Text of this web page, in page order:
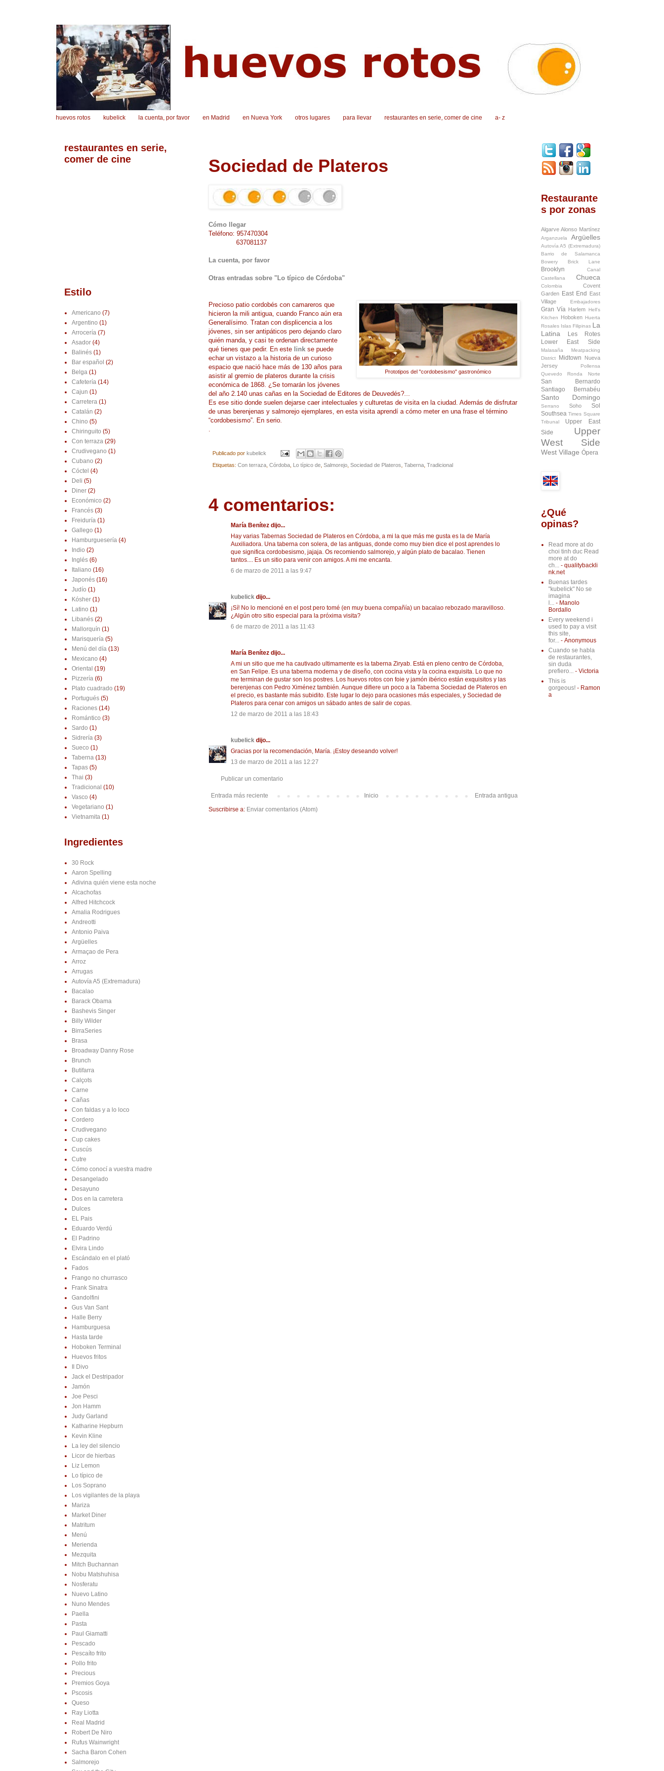
huevos rotos kubelick la cuenta, por favor en Madrid en Nueva York otros lugares para llevar restaurantes en serie, comer de cine a- z
Sociedad de Plateros
Cómo llegar
Teléfono: 957470304
637081137
La cuenta, por favor
Otras entradas sobre "Lo típico de Córdoba"
Prototipos del "cordobesismo" gastronómico
Precioso patio cordobés con camareros que
hicieron la mili antigua, cuando Franco aún era
Generalísimo. Tratan con displicencia a los
jóvenes, sin ser antipáticos pero dejando claro
quién manda, y casi te ordenan directamente
qué tienes que pedir. En este linkse puede
echar un vistazo a la historia de un curioso
espacio que nació hace más de 130 años para
asistir al gremio de plateros durante la crisis
económica de 1868. ¿Se tomarán los jóvenes
del año 2.140 unas cañas en la Sociedad de Editores de Deuvedés?...
Es ese sitio donde suelen dejarse caer intelectuales y culturetas de visita en la ciudad. Además de disfrutar
de unas berenjenas y salmorejo ejemplares, en esta visita aprendí a cómo meter en una frase el término
“cordobesismo”. En serio.
Publicado por kubelick
Etiquetas: Con terraza, Córdoba, Lo típico de, Salmorejo, Sociedad de Plateros Taberna, Tradicional
4 comentarios:
María Benítez dijo...
Hay varias Tabernas Sociedad de Plateros en Córdoba, a mi la que más me gusta es la de María
Auxiliadora. Una taberna con solera, de las antiguas, donde como muy bien dice el post aprendes lo
que significa cordobesismo, jajaja. Os recomiendo salmorejo, y algún plato de bacalao. Tienen
tantos.... Es un sitio para venir con amigos. A mi me encanta.
6 de marzo de 2011 a las 9:47
kubelickdijo...
¡Sí! No lo mencioné en el post pero tomé (en muy buena compañía) un bacalao rebozado maravilloso.
¿Algún otro sitio especial para la próxima visita?
6 de marzo de 2011 a las 11:43
María Benítez dijo...
A mi un sitio que me ha cautivado ultimamente es la taberna Ziryab. Está en pleno centro de Córdoba,
en San Felipe. Es una taberna moderna y de diseño, con cocina vista y la cocina exquisita. Lo que no
me terminan de gustar son los postres. Los huevos rotos con foie y jamón ibérico están exquisitos y las
berenjenas con Pedro Ximénez también. Aunque difiere un poco a la Taberna Sociedad de Plateros en
el precio, es bastante más subidito. Este lugar lo dejo para ocasiones más especiales, y Sociedad de
Plateros para cenar con amigos un sábado antes de salir de copas.
12 de marzo de 2011 a las 18:43
kubelickdijo...
Gracias por la recomendación, María. ¡Estoy deseando volver!
13 de marzo de 2011 a las 12:27
Publicar un comentario
Entrada más reciente Entrada antigua
Inicio
Suscribirse a: Enviar comentarios (Atom)
restaurantes en serie,
comer de cine
Estilo
Americano (7)
Argentino (1)
Arrocería (7)
Asador (4)
Balinés (1)
Bar español (2)
Belga (1)
Cafetería (14)
Cajun (1)
Carretera (1)
Catalán (2)
Chino (5)
Chiringuito (5)
Con terraza (29)
Crudivegano (1)
Cubano (2)
Cóctel (4)
Deli (5)
Diner (2)
Económico (2)
Francés (3)
Freiduría (1)
Gallego (1)
Hamburguesería (4)
Indio (2)
Inglés (6)
Italiano (16)
Japonés (16)
Judío (1)
Kósher (1)
Latino (1)
Libanés (2)
Mallorquín (1)
Marisquería (5)
Menú del día (13)
Mexicano (4)
Oriental (19)
Pizzería (6)
Plato cuadrado (19)
Portugués (5)
Raciones (14)
Romántico (3)
Sardo (1)
Sidrería (3)
Sueco (1)
Taberna (13)
Tapas (5)
Thai (3)
Tradicional (10)
Vasco (4)
Vegetariano (1)
Vietnamita (1)
Ingredientes
30 Rock
Aaron Spelling
Adivina quién viene esta noche
Alcachofas
Alfred Hitchcock
Amalia Rodrigues
Andreotti
Antonio Paiva
Argüelles
Armaçao de Pera
Arroz
Arrugas
Autovía A5 (Extremadura)
Bacalao
Barack Obama
Bashevis Singer
Billy Wilder
BirraSeries
Brasa
Broadway Danny Rose
Brunch
Butifarra
Calçots
Carne
Cañas
Con faldas y a lo loco
Cordero
Crudivegano
Cup cakes
Cuscús
Cutre
Cómo conocí a vuestra madre
Desangelado
Desayuno
Dos en la carretera
Dulces
EL Pais
Eduardo Verdú
El Padrino
Elvira Lindo
Escándalo en el plató
Fados
Frango no churrasco
Frank Sinatra
Gandolfini
Gus Van Sant
Halle Berry
Hamburguesa
Hasta tarde
Hoboken Terminal
Huevos fritos
Il Divo
Jack el Destripador
Jamón
Joe Pesci
Jon Hamm
Judy Garland
Katharine Hepburn
Kevin Kline
La ley del silencio
Licor de hierbas
Liz Lemon
Lo típico de
Los Soprano
Los vigilantes de la playa
Mariza
Market Diner
Matritum
Menú
Merienda
Mezquita
Mitch Buchannan
Nobu Matshuhisa
Nosferatu
Nuevo Latino
Nuno Mendes
Paella
Pasta
Paul Giamatti
Pescado
Pescaíto frito
Pollo frito
Precious
Premios Goya
Pscosis
Queso
Ray Liotta
Real Madrid
Robert De Niro
Rufus Wainwright
Sacha Baron Cohen
Salmorejo
Restaurante
s por zonas
Algarve Alonso Martínez
Arganzuela Argüelles
Autovía A5 (Extremadura)
Barrio de Salamanca
Bowery
Brick Lane
Brooklyn
Canal
Castellana
Chueca
Colombia
Covent
Garden
East End
East
Village
Embajadores
Gran Vía Harlem
Hell's
Kitchen
Hoboken
Huerta
Rosales Islas Filipinas La
Latina
Les Rotes
Lower East Side
Malasaña
Meatpacking
District
Midtown
Nueva
Jersey
Pollensa
Quevedo
Ronda Norte
San Bernardo
Santiago Bernabéu
Santo Domingo
Serrano Soho
Sol
Southsea Times Square
Tribunal
Upper East
Side
Upper
West Side
West Village Ópera
¿Qué
opinas?
Read more at do
choi tinh duc Read
more at do
ch...- qualitybackli
nk.net
Buenas tardes
"kubelick" No se
imagina
l...- Manolo
Bordallo
Every weekend i
used to pay a visit
this site,
for...- Anonymous
Cuando se habla
de restaurantes,
sin duda
prefiero...- Victoria
This is
gorgeous!- Ramon
a